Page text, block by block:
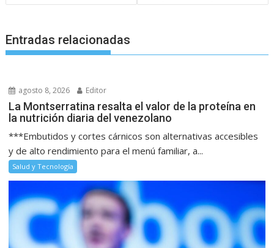
Entradas relacionadas
agosto 8, 2026 Editor
La Montserratina resalta el valor de la proteína en
la nutrición diaria del venezolano
***Embutidos y cortes cárnicos son alternativas accesibles
y de alto rendimiento para el menú familiar, a...
Salud y Tecnología